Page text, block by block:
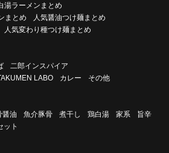
湯ラーメンまとめ
まとめ
人気醤油つけ麺まとめ
人気変わり種つけ麺まとめ
二郎インスパイア
LABO カレー その他
醤油 魚介豚骨 煮干し 鶏白湯 家系
旨辛
ット